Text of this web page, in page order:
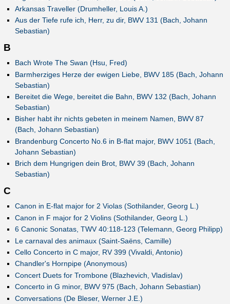
Arkansas Traveller (Drumheller, Louis A.)
Aus der Tiefe rufe ich, Herr, zu dir, BWV 131 (Bach, Johann
Sebastian)
B
Bach Wrote The Swan (Hsu, Fred)
Barmherziges Herze der ewigen Liebe, BWV 185 (Bach, Johann
Sebastian)
Bereitet die Wege, bereitet die Bahn, BWV 132 (Bach, Johann
Sebastian)
Bisher habt ihr nichts gebeten in meinem Namen, BWV 87
(Bach, Johann Sebastian)
Brandenburg Concerto No.6 in B-flat major, BWV 1051 (Bach,
Johann Sebastian)
Brich dem Hungrigen dein Brot, BWV 39 (Bach, Johann
Sebastian)
C
Canon in E-flat major for 2 Violas (Sothilander, Georg L.)
Canon in F major for 2 Violins (Sothilander, Georg L.)
6 Canonic Sonatas, TWV 40:118-123 (Telemann, Georg Philipp)
Le carnaval des animaux (Saint-Saëns, Camille)
Cello Concerto in C major, RV 399 (Vivaldi, Antonio)
Chandler's Hornpipe (Anonymous)
Concert Duets for Trombone (Blazhevich, Vladislav)
Concerto in G minor, BWV 975 (Bach, Johann Sebastian)
Conversations (De Bleser, Werner J.E.)